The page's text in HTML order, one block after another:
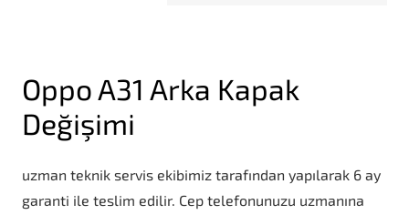
Oppo A31 Arka Kapak
Değişimi
uzman teknik servis ekibimiz tarafından yapılarak 6 ay
garanti ile teslim edilir. Cep telefonunuzu uzmanına